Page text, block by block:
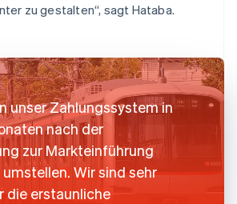
zu gestalten“, sagt Hataba.
unser Zahlungssystem in
nach der
zur Markteinführung
Wir sind sehr
die erstaunliche